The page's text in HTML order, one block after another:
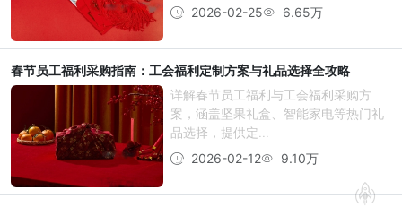
2026-02-25
6.65万
春节员工福利采购指南：工会福利定制方案与礼品选择全攻略
详解春节员工福利与工会福利采购方
案，涵盖坚果礼盒、智能家电等热门礼
品选择，提供定...
2026-02-12
9.10万